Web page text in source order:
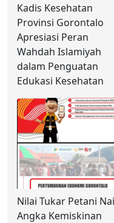
Kadis Kesehatan
Provinsi Gorontalo
Apresiasi Peran
Wahdah Islamiyah
dalam Penguatan
Edukasi Kesehatan
Nilai Tukar Petani
Angka Kemiskinan